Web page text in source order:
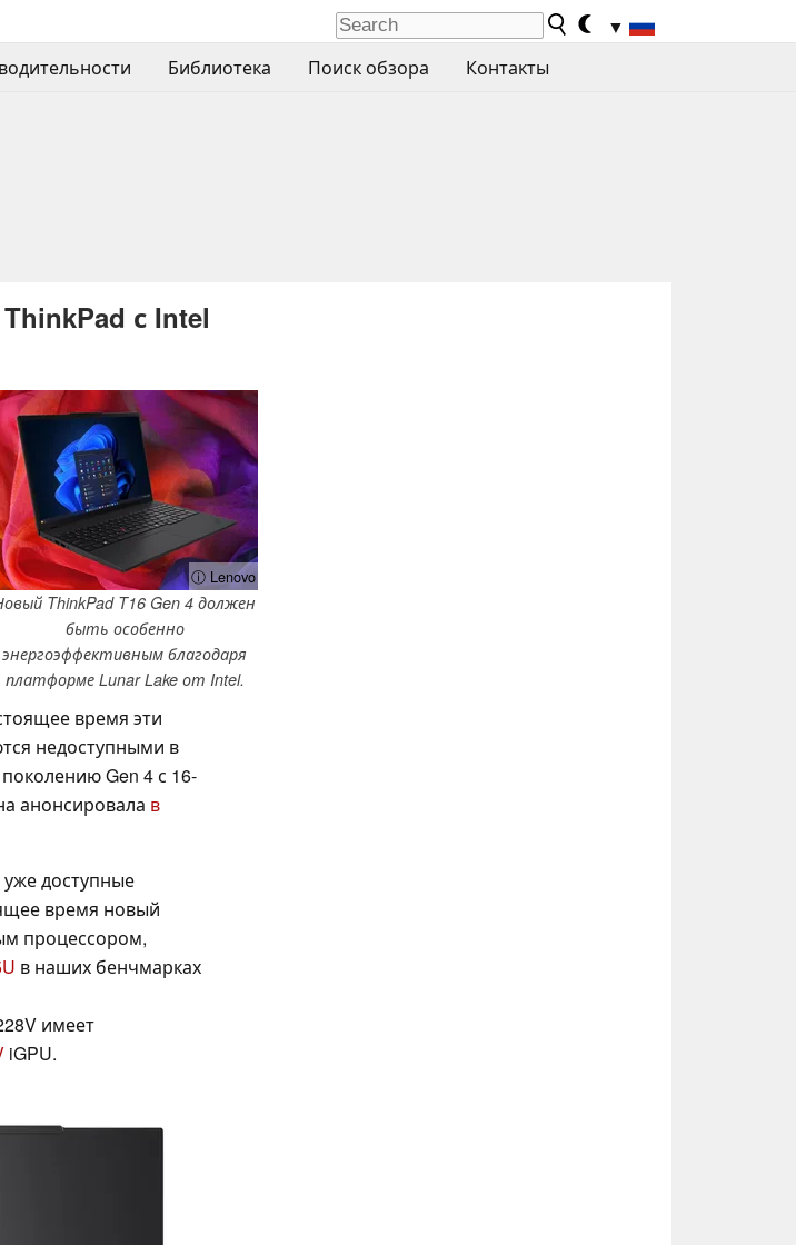
▼
Библиотека Поиск обзора Контакты
с Intel
ⓘ Lenovo
ThinkPad T16 Gen 4 должен
быть особенно
энергоэффективным благодаря
платформе Lunar Lake от Intel.
время эти
недоступными в
Gen 4 с 16-
анонсировала в
доступные
время новый
процессором,
в наших бенчмарках
имеет
iGPU.